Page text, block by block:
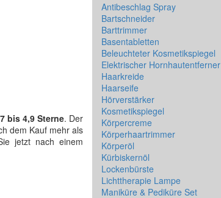
bis 4,9 Sterne. Der
dem Kauf mehr als
jetzt nach einem
Antibeschlag Spray
Bartschneider
Barttrimmer
Basentabletten
Beleuchteter Kosmetikspiegel
Elektrischer Hornhautentferner
Haarkreide
Haarseife
Hörverstärker
Kosmetikspiegel
Körpercreme
Körperhaartrimmer
Körperöl
Kürbiskernöl
Lockenbürste
Lichttherapie Lampe
Maniküre & Pediküre Set